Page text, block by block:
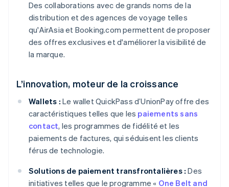
Des collaborations avec de grands noms de la
distribution et des agences de voyage telles
qu'AirAsia et Booking.com permettent de proposer
des offres exclusives et d'améliorer la visibilité de
la marque.
L’innovation, moteur de la croissance
Wallets : Le wallet QuickPass d’UnionPay offre des
caractéristiques telles que les paiements sans
contact, les programmes de fidélité et les
paiements de factures, qui séduisent les clients
férus de technologie.
Solutions de paiement transfrontalières : Des
initiatives telles que le programme « One Belt and